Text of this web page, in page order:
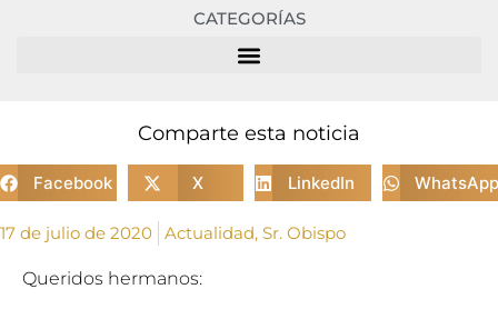
CATEGORÍAS
Comparte esta noticia
Facebook X LinkedIn WhatsApp
17 de julio de 2020 Actualidad, Sr. Obispo
Queridos hermanos: